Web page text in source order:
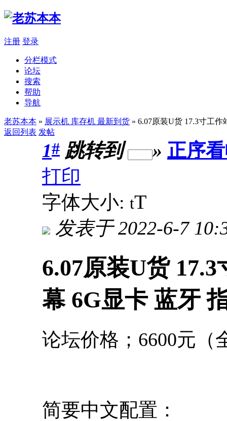
注册 登录
分栏模式
论坛
搜索
帮助
导航
老苏本本 » 展示机 库存机 最新到货 » 6.07原装U货 17.3寸工
返回列表 发帖
1# 跳转到 » 正序
打印
字体大小: tT
发表于 2022-6-7
6.07原装U货
幕 6G显卡 蓝牙
论坛价格；6600元（
简要中文配置：